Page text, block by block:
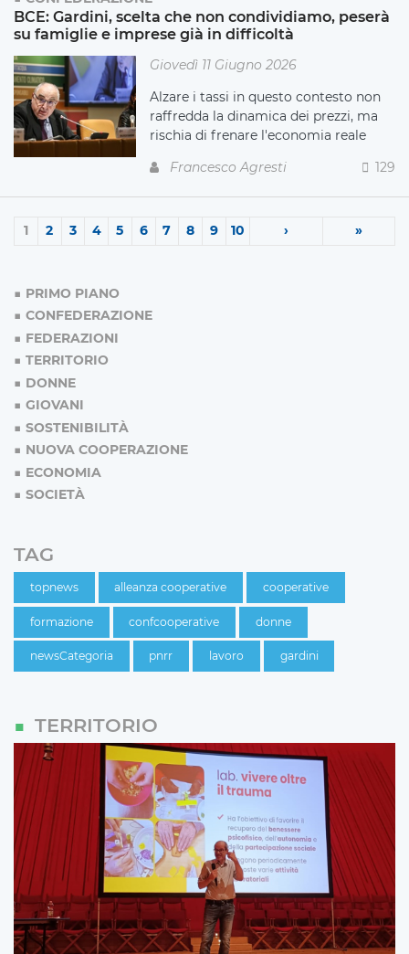
BCE: Gardini, scelta che non condividiamo, peserà
su famiglie e imprese già in difficoltà
Giovedì 11 Giugno 2026
Alzare i tassi in questo contesto non
raffredda la dinamica dei prezzi, ma
rischia di frenare l'economia reale
Francesco Agresti
129
1 2 3 4 5 6 7 8 9 10 › »
PRIMO PIANO
CONFEDERAZIONE
FEDERAZIONI
TERRITORIO
DONNE
GIOVANI
SOSTENIBILITÀ
NUOVA COOPERAZIONE
ECONOMIA
SOCIETÀ
TAG
topnews alleanza cooperative cooperative
formazione confcooperative donne
newsCategoria pnrr lavoro gardini
TERRITORIO